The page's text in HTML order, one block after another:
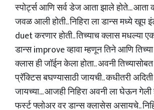
स्पोर्ट्स आणि सर्व डेज आता झाले होते... आता
जवळ आली होती.. निहिरा ला डान्स मध्ये खूप
duet करणार होती.. तिच्याच क्लास मधल्या
डान्स improve व्हावा म्हणून तिने आणि
क्लास ही जॉईन केला होता.. अवनी
प्रॅक्टिस बघण्यासाठी जायची.. कधीतरी
जायच्या... आजही निहिरा अवनी ला घेऊन गेली
फर्स्ट फ्लोअर वर डान्स क्लासेस असायचे..